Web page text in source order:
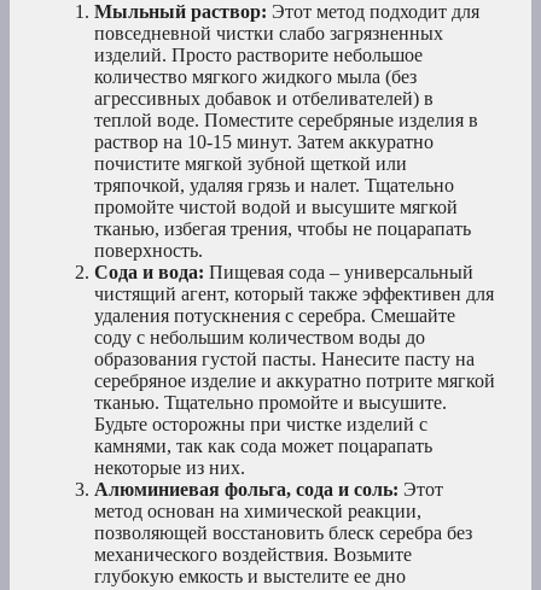
Мыльный раствор: Этот метод подходит для
повседневной чистки слабо загрязненных
изделий. Просто растворите небольшое
количество мягкого жидкого мыла (без
агрессивных добавок и отбеливателей) в
теплой воде. Поместите серебряные изделия в
раствор на 10-15 минут. Затем аккуратно
почистите мягкой зубной щеткой или
тряпочкой, удаляя грязь и налет. Тщательно
промойте чистой водой и высушите мягкой
тканью, избегая трения, чтобы не поцарапать
поверхность.
Сода и вода: Пищевая сода – универсальный
чистящий агент, который также эффективен для
удаления потускнения с серебра. Смешайте
соду с небольшим количеством воды до
образования густой пасты. Нанесите пасту на
серебряное изделие и аккуратно потрите мягкой
тканью. Тщательно промойте и высушите.
Будьте осторожны при чистке изделий с
камнями, так как сода может поцарапать
некоторые из них.
Алюминиевая фольга, сода и соль: Этот
метод основан на химической реакции,
позволяющей восстановить блеск серебра без
механического воздействия. Возьмите
глубокую емкость и выстелите ее дно